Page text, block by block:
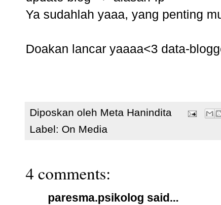
Ya sudahlah yaaa, yang penting
Doakan lancar yaaaa<3 data-
Diposkan oleh Meta Hanindita
Label: On Media
4 comments:
paresma.psikolog said...